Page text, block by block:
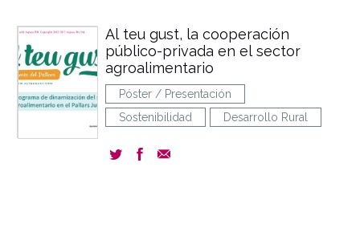
Al teu gust, la cooperación
público-privada en el sector
agroalimentario
Póster / Presentación
Sostenibilidad
Desarrollo Rural